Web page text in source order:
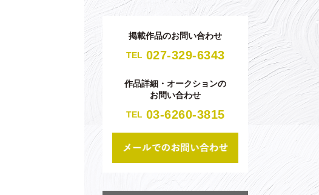
掲載作品のお問い合わせ
TEL 027-329-6343
作品詳細・オークションの
お問い合わせ
TEL 03-6260-3815